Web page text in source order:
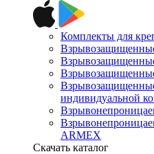
Комплекты для
индивидуальной
ARMEX
Скачать каталог